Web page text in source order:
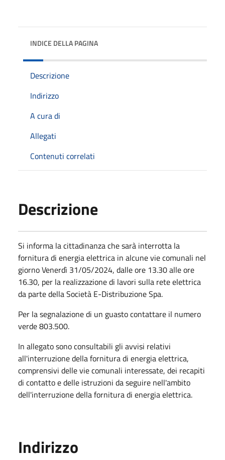
INDICE DELLA PAGINA
Descrizione
Indirizzo
A cura di
Allegati
Contenuti correlati
Descrizione
Si informa la cittadinanza che sarà interrotta la
fornitura di energia elettrica in alcune vie comunali nel
giorno Venerdì 31/05/2024, dalle ore 13.30 alle ore
16.30, per la realizzazione di lavori sulla rete elettrica
da parte della Società E-Distribuzione Spa.
Per la segnalazione di un guasto contattare il numero
verde 803.500.
In allegato sono consultabili gli avvisi relativi
all'interruzione della fornitura di energia elettrica,
comprensivi delle vie comunali interessate, dei recapiti
di contatto e delle istruzioni da seguire nell'ambito
dell'interruzione della fornitura di energia elettrica.
Indirizzo